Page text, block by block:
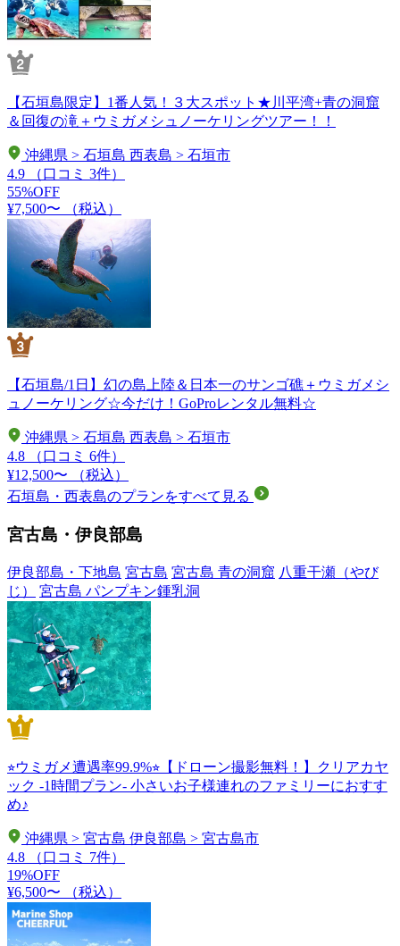
【石垣島限定】1番人気！３大スポット★川平湾+青の洞窟
＆回復の滝＋ウミガメシュノーケリングツアー！！
沖縄県 > 石垣島 西表島 > 石垣市
4.9
（口コミ 3件）
55%OFF
¥7,500〜
（税込）
【石垣島/1日】幻の島上陸＆日本一のサンゴ礁＋ウミガメシ
ュノーケリング☆今だけ！GoProレンタル無料☆
沖縄県 > 石垣島 西表島 > 石垣市
4.8
（口コミ 6件）
¥12,500〜
（税込）
石垣島・西表島のプランをすべて見る
宮古島・伊良部島
伊良部島・下地島 宮古島 宮古島 青の洞窟 八重干瀬（やび
じ）
宮古島 パンプキン鍾乳洞
⭐︎ウミガメ遭遇率99.9%⭐︎【ドローン撮影無料！】クリアカヤ
ック -1時間プラン- 小さいお子様連れのファミリーにおすす
め♪
沖縄県 > 宮古島 伊良部島 > 宮古島市
4.8
（口コミ 7件）
19%OFF
¥6,500〜
（税込）